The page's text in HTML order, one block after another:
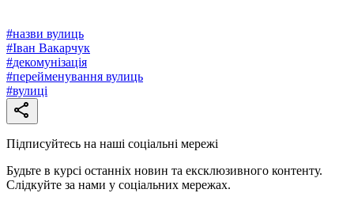
#назви вулиць
#Іван Вакарчук
#декомунізація
#перейменування вулиць
#вулиці
Підписуйтесь на наші соціальні мережі
Будьте в курсі останніх новин та ексклюзивного контенту.
Слідкуйте за нами у соціальних мережах.